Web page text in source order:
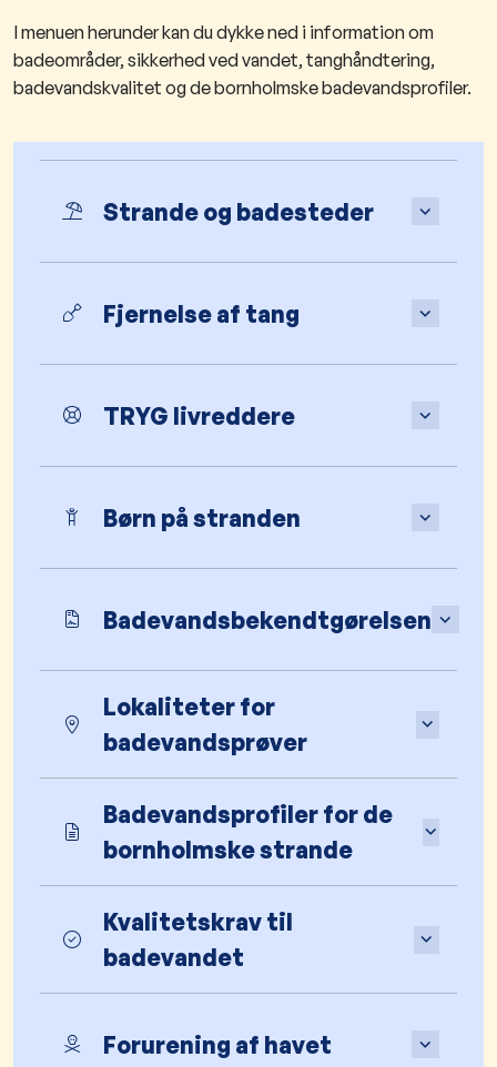
I menuen herunder kan du dykke ned i information om
badeområder, sikkerhed ved vandet, tanghåndtering,
badevandskvalitet og de bornholmske badevandsprofiler.
Strande og badesteder
Fjernelse af tang
TRYG livreddere
Børn på stranden
Badevandsbekendtgørelsen
Lokaliteter for
badevandsprøver
Badevandsprofiler for de
bornholmske strande
Kvalitetskrav til
badevandet
Forurening af havet